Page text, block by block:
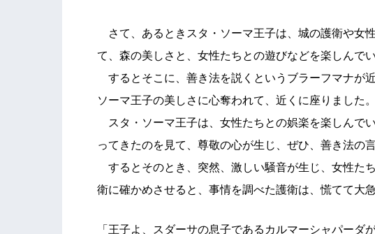
さて、あるときスタ・ソーマ王子は、城の護衛や女
て、森の美しさと、女性たちとの遊びなどを楽しんでい
するとそこに、善き法を説くというブラーフマナが
ソーマ王子の美しさに心奪われて、近くに座りました。
スタ・ソーマ王子は、女性たちとの娯楽を楽しんで
ってきたのを見て、尊敬の心が生じ、ぜひ、善き法の
するとそのとき、突然、激しい騒音が生じ、女性た
衛に確かめさせると、事情を調べた護衛は、慌てて大
「王子よ、スダーサの息子であるカルマーシャパーダ